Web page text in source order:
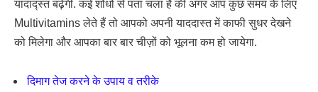
यादाद्स्त बढ़ेगी. कई शोधों से पता चला है की अगर आप कुछ समय के लिए
Multivitamins लेते हैं तो आपको अपनी याददास्त में काफी सुधर देखने
को मिलेगा और आपका बार बार चीज़ों को भूलना कम हो जायेगा.
दिमाग तेज करने के उपाय व तरीके